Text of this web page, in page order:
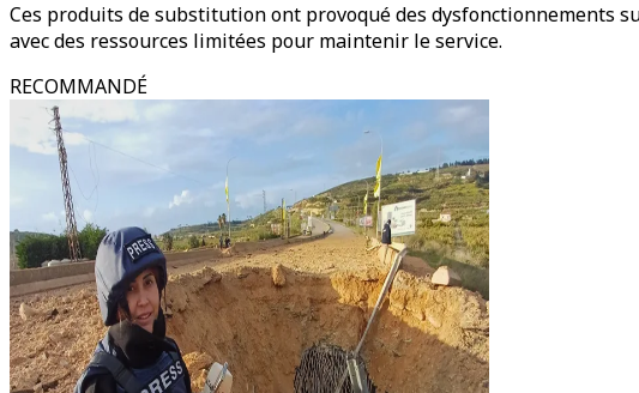
Ces produits de substitution ont provoqué des dysfonctionnements
avec des ressources limitées pour maintenir le service.
RECOMMANDÉ